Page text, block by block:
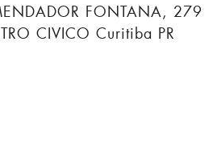
FONTANA, 279
CIVICO Curitiba PR